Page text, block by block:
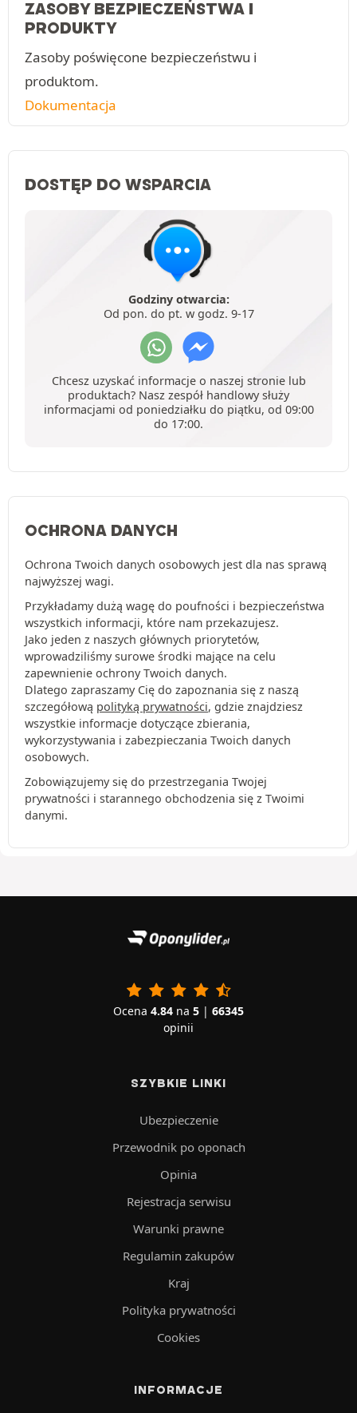
ZASOBY BEZPIECZEŃSTWA I
PRODUKTY
Zasoby poświęcone bezpieczeństwu i
produktom.
Dokumentacja
DOSTĘP DO WSPARCIA
Godziny otwarcia:
Od pon. do pt. w godz. 9-17
Chcesz uzyskać informacje o naszej stronie lub
produktach? Nasz zespół handlowy służy
informacjami od poniedziałku do piątku, od 09:00
do 17:00.
OCHRONA DANYCH
Ochrona Twoich danych osobowych jest dla nas sprawą
najwyższej wagi.
Przykładamy dużą wagę do poufności i bezpieczeństwa
wszystkich informacji, które nam przekazujesz.
Jako jeden z naszych głównych priorytetów,
wprowadziliśmy surowe środki mające na celu
zapewnienie ochrony Twoich danych.
Dlatego zapraszamy Cię do zapoznania się z naszą
szczegółową polityką prywatności, gdzie znajdziesz
wszystkie informacje dotyczące zbierania,
wykorzystywania i zabezpieczania Twoich danych
osobowych.
Zobowiązujemy się do przestrzegania Twojej
prywatności i starannego obchodzenia się z Twoimi
danymi.
Ocena 4.84 na 5 | 66345
opinii
SZYBKIE LINKI
Ubezpieczenie
Przewodnik po oponach
Opinia
Rejestracja serwisu
Warunki prawne
Regulamin zakupów
Kraj
Polityka prywatności
Cookies
INFORMACJE